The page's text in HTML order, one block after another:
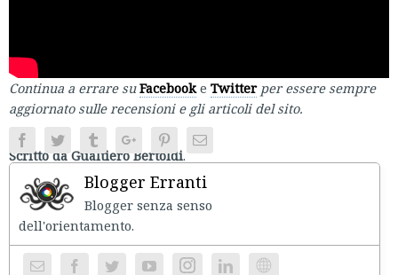
Continua a errare su Facebook e Twitter per essere sempre
aggiornato sulle recensioni e gli articoli del sito.
Scritto da Gualtiero Bertoldi.
FacebookTwitter TumblrGoogle+PinterestEmail
Blogger Erranti
Blogger senza senso
Instagram Website